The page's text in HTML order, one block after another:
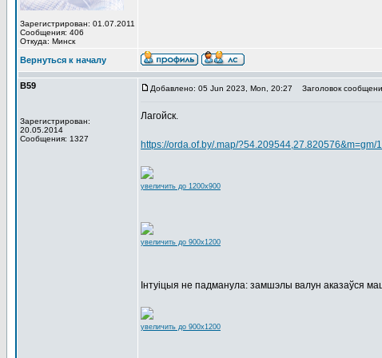
Зарегистрирован: 01.07.2011
Сообщения: 406
Откуда: Минск
Вернуться к началу
В59
Зарегистрирован:
20.05.2014
Сообщения: 1327
Добавлено: 05 Jun 2023, Mon, 20:27 Заголовок
Лагойск.
https://orda.of.by/.map/?54.209544,27.820576&m=gm/
увеличить до 1200x900
увеличить до 900x1200
Інтуіцыя не падманула: замшэлы валун аказаўся
увеличить до 900x1200